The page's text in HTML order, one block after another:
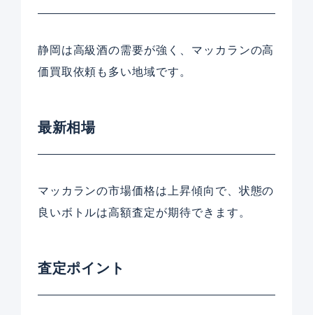
静岡は高級酒の需要が強く、マッカランの高
価買取依頼も多い地域です。
最新相場
マッカランの市場価格は上昇傾向で、状態の
良いボトルは高額査定が期待できます。
査定ポイント